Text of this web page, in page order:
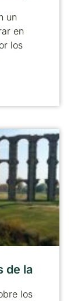
un
en
los
de la
los